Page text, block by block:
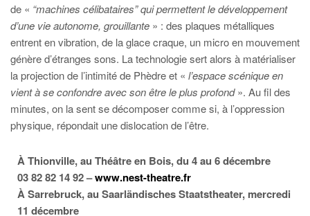
de « “machines célibataires” qui permettent le développement
d’une vie autonome, grouillante » : des plaques métalliques
entrent en vibration, de la glace craque, un micro en mouvement
génère d’étranges sons. La technologie sert alors à matérialiser
la projection de l’intimité de Phèdre et « l’espace scénique en
vient à se confondre avec son être le plus profond». Au fil des
minutes, on la sent se décomposer comme si, à l’oppression
physique, répondait une dislocation de l’être.
À Thionville, au Théâtre en Bois, du 4 au 6 décembre
03 82 82 14 92 –www.nest-theatre.fr
À Sarrebruck, au Saarländisches Staatstheater, mercredi
11 décembre